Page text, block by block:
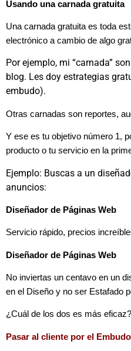
Usando una carnada gratuita
Una carnada gratuita es toda
electrónico a cambio de algo
Por ejemplo, mi “carnada”
blog. Les doy estrategias
embudo).
Otras carnadas son reportes,
Y ese es tu objetivo número 1,
producto o tu servicio en la
Ejemplo: Buscas a un
anuncios:
Diseñador de Páginas Web
Servicio rápido, precios
Diseñador de Páginas Web
No inviertas un centavo en un
en el Diseño y no ser Estafado
¿Cuál de los dos es más eficaz?
Pasar al cliente por el